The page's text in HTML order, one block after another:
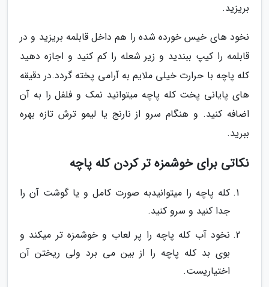
بریزید.
نخود های خیس خورده شده را هم داخل قابلمه بریزید و در
قابلمه را کیپ ببندید و زیر شعله را کم کنید و اجازه دهید
کله پاچه با حرارت خیلی ملایم به آرامی پخته گردد.در دقیقه
های پایانی پخت کله پاچه میتوانید نمک و فلفل را به آن
اضافه کنید. و هنگام سرو از نارنج یا لیمو ترش تازه بهره
ببرید.
نکاتی برای خوشمزه تر کردن کله پاچه
کله پاچه را میتوانیدبه صورت کامل و یا گوشت آن را
جدا کنید و سرو کنید.
نخود آب کله پاچه را پر لعاب و خوشمزه تر میکند و
بوی بد کله پاچه را از بین می برد ولی ریختن آن
اختیاریست.